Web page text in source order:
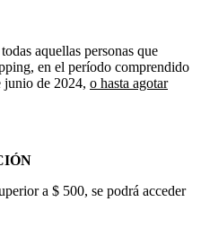
aquellas personas que
en el período comprendido
junio de 2024, o hasta agotar
a $ 500, se podrá acceder